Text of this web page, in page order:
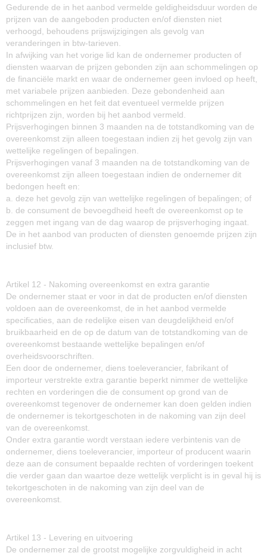
Gedurende de in het aanbod vermelde geldigheidsduur worden de
prijzen van de aangeboden producten en/of diensten niet
verhoogd, behoudens prijswijzigingen als gevolg van
veranderingen in btw-tarieven.
In afwijking van het vorige lid kan de ondernemer producten of
diensten waarvan de prijzen gebonden zijn aan schommelingen op
de financiële markt en waar de ondernemer geen invloed op heeft,
met variabele prijzen aanbieden. Deze gebondenheid aan
schommelingen en het feit dat eventueel vermelde prijzen
richtprijzen zijn, worden bij het aanbod vermeld.
Prijsverhogingen binnen 3 maanden na de totstandkoming van de
overeenkomst zijn alleen toegestaan indien zij het gevolg zijn van
wettelijke regelingen of bepalingen.
Prijsverhogingen vanaf 3 maanden na de totstandkoming van de
overeenkomst zijn alleen toegestaan indien de ondernemer dit
bedongen heeft en:
a. deze het gevolg zijn van wettelijke regelingen of bepalingen; of
b. de consument de bevoegdheid heeft de overeenkomst op te
zeggen met ingang van de dag waarop de prijsverhoging ingaat.
De in het aanbod van producten of diensten genoemde prijzen zijn
inclusief btw.
Artikel 12 - Nakoming overeenkomst en extra garantie
De ondernemer staat er voor in dat de producten en/of diensten
voldoen aan de overeenkomst, de in het aanbod vermelde
specificaties, aan de redelijke eisen van deugdelijkheid en/of
bruikbaarheid en de op de datum van de totstandkoming van de
overeenkomst bestaande wettelijke bepalingen en/of
overheidsvoorschriften.
Een door de ondernemer, diens toeleverancier, fabrikant of
importeur verstrekte extra garantie beperkt nimmer de wettelijke
rechten en vorderingen die de consument op grond van de
overeenkomst tegenover de ondernemer kan doen gelden indien
de ondernemer is tekortgeschoten in de nakoming van zijn deel
van de overeenkomst.
Onder extra garantie wordt verstaan iedere verbintenis van de
ondernemer, diens toeleverancier, importeur of producent waarin
deze aan de consument bepaalde rechten of vorderingen toekent
die verder gaan dan waartoe deze wettelijk verplicht is in geval hij is
tekortgeschoten in de nakoming van zijn deel van de
overeenkomst.
Artikel 13 - Levering en uitvoering
De ondernemer zal de grootst mogelijke zorgvuldigheid in acht